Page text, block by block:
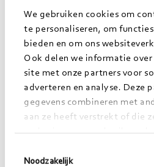
We gebruiken cookies om
te personaliseren, om
bieden en om ons
Ook delen we informatie
site met onze partners voor
adverteren en analyse. Deze
gegevens combineren met
aan ze heeft verstrekt of die
op basis van uw gebruik van
Noodzakelijk
vanaf het begin betrokken;
Heldere visie op LLO en de
professional;
Borging van LLO in
Leven Lang